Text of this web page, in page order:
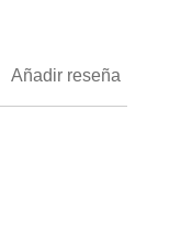
Añadir reseña